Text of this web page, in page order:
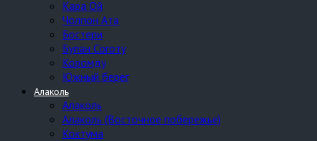
Кара Ой
Чолпон Ата
Бостери
Булан Соготу
Коромду
Южный берег
Алаколь
Алаколь
Алаколь (Восточное побережье)
Коктума